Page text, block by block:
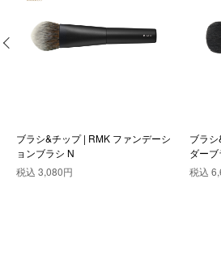
ブラシ&チップ | RMK ファンデーシ
ョンブラシ N
税込 3,080円
ブラ
ダーブ
税込